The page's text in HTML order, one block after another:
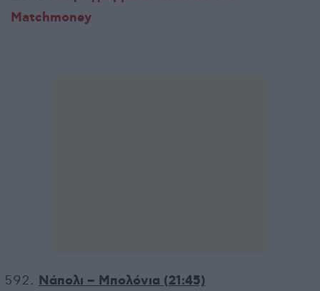
Matchmoney
Νάπολι – Μπολόνια (21:45)